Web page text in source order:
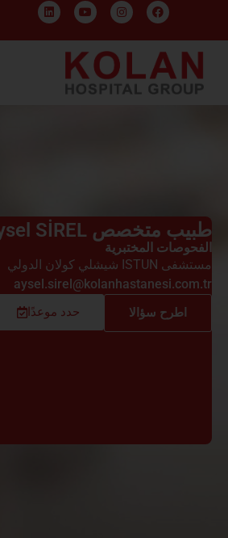
طبيب متخصص Aysel SİREL
الفحوصات المختبرية
مستشفى ISTUN شيشلي كولان الدولي
aysel.sirel@kolanhastanesi.com.tr
اطرح سؤالا حدد موعدًا